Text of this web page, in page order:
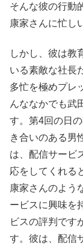
そんな彼の行動
康家さんに忙し
しかし、彼は教
いる素敵な社長
多忙を極めプレ
んななかでも武
す。第4回の日
き合いのある男
は、配信サービ
応をしてくれる
康家さんのよう
ービスに興味を
ビスの評判です
す。彼は、配信